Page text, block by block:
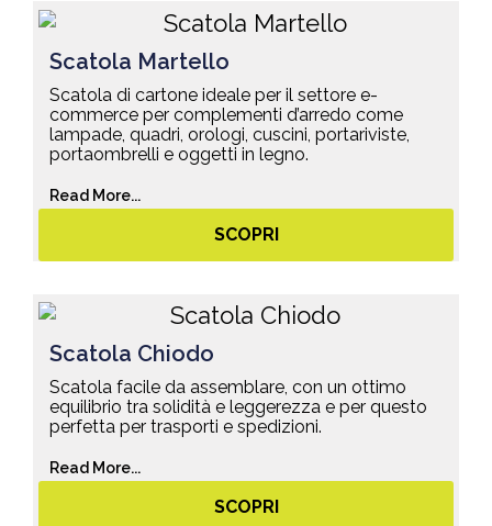
Scatola Martello
Scatola di cartone ideale per il settore e-
commerce per complementi d’arredo come
lampade, quadri, orologi, cuscini, portariviste,
portaombrelli e oggetti in legno.
Read More...
SCOPRI
Scatola Chiodo
Scatola facile da assemblare, con un ottimo
equilibrio tra solidità e leggerezza e per questo
perfetta per trasporti e spedizioni.
Read More...
SCOPRI